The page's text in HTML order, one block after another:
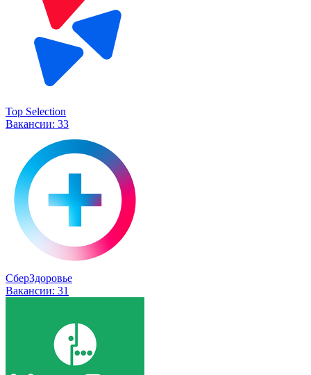
Top Selection
Вакансии: 33
СберЗдоровье
Вакансии: 31